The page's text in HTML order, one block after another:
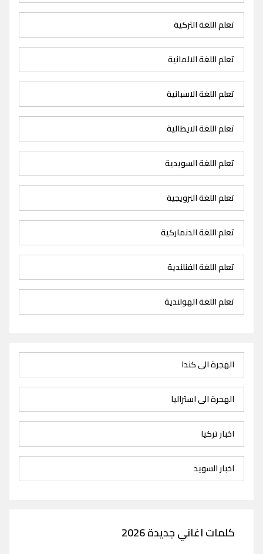
تعلم اللغة التركية
تعلم اللغة الالمانية
تعلم اللغة الاسبانية
تعلم اللغة الايطالية
تعلم اللغة السويدية
تعلم اللغة النرويجية
تعلم اللغة الدنماركية
تعلم اللغة الفنلندية
تعلم اللغة الهولندية
الهجرة الى كندا
الهجرة الى استراليا
اخبار تركيا
اخبار السويد
كلمات اغاني جديدة 2026